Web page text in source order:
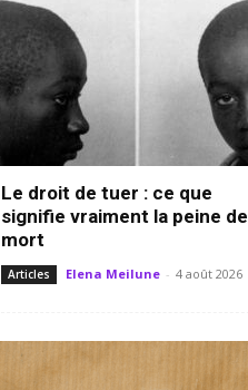
Le droit de tuer : ce que
signifie vraiment la peine de
mort
Articles Elena Meilune - 4 août 2026